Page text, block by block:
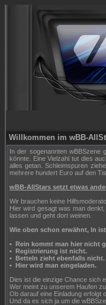
Willkommen im wBB-
In der sogenannten wBBSzene
könnte. Eine Vielzahl tut dies
alles getan. Schleimspuren
mehrere hundert Euro auf den
wBB-AllStars setzt etwas
Wir brauchen keine
Hier wird gesagt was man
lassen und geht dort weinen.
Wie oben schon erwähnt, In
• Rein kommt man hier nicht
• Registrierung ist nicht.
• Betteln zieht ebenfalls nicht.
• Hier wird man eingeladen.
Dies ist die einzige Chance sich
Wer meint zu unserem Haufen
Ob darauf eine Einladung erfolgt
Und da es sich ja um die